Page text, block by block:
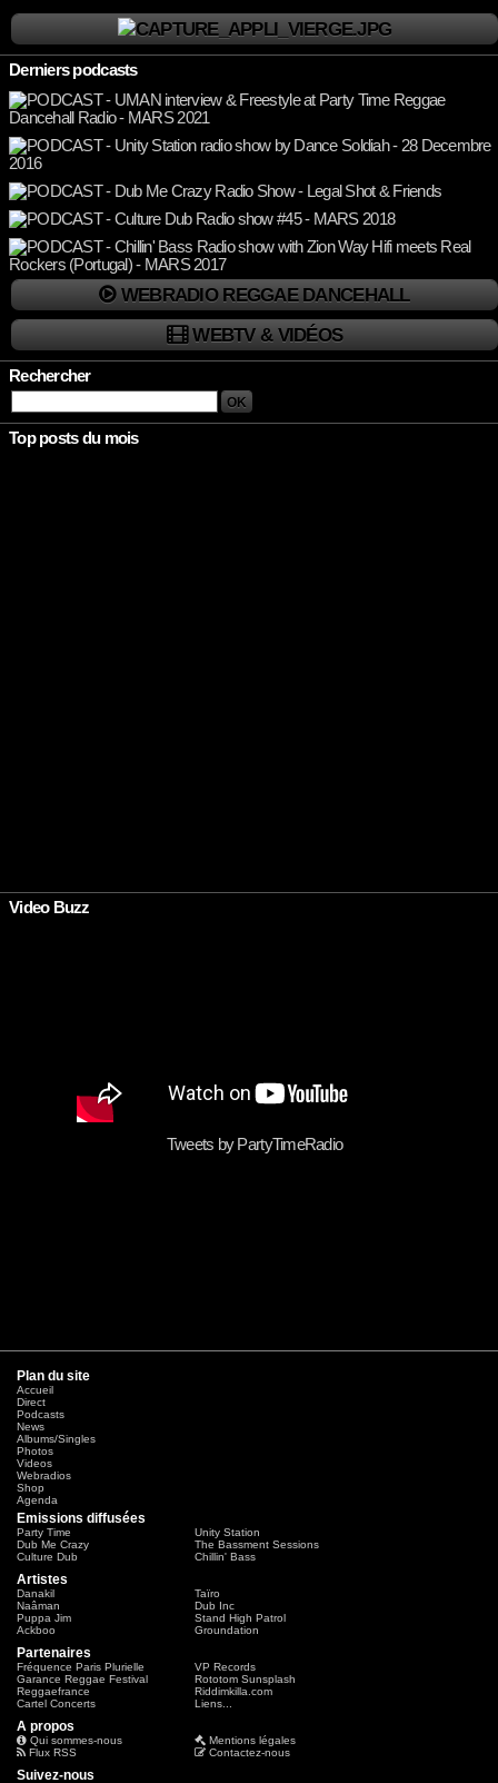
Derniers podcasts
WEBRADIO REGGAE DANCEHALL
WEBTV & VIDÉOS
Rechercher
Top posts du mois
Video Buzz
Tweets by PartyTimeRadio
Plan du site
Accueil
Direct
Podcasts
News
Albums/Singles
Photos
Videos
Webradios
Shop
Agenda
Emissions diffusées
Party Time
Unity Station
Dub Me Crazy
The Bassment Sessions
Culture Dub
Chillin' Bass
Artistes
Danakil
Taïro
Naâman
Dub Inc
Puppa Jim
Stand High Patrol
Ackboo
Groundation
Partenaires
Fréquence Paris Plurielle
VP Records
Garance Reggae Festival
Rototom Sunsplash
Reggaefrance
Riddimkilla.com
Cartel Concerts
Liens...
A propos
Qui sommes-nous
Mentions légales
Flux RSS
Contactez-nous
Suivez-nous